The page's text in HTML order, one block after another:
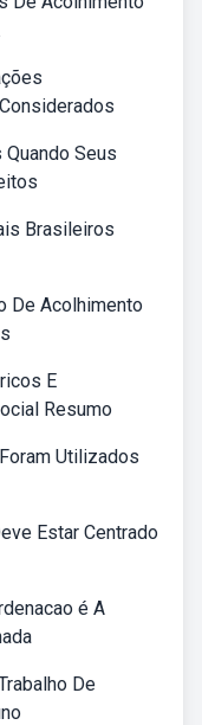
Seus
Brasileiros
De Acolhimento
E
Resumo
Utilizados
Estar Centrado
é A
De